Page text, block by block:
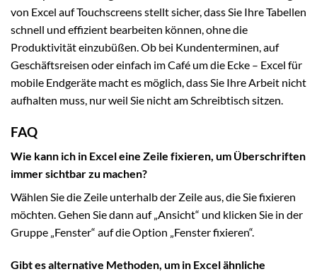
von Excel auf Touchscreens stellt sicher, dass Sie Ihre Tabellen
schnell und effizient bearbeiten können, ohne die
Produktivität einzubüßen. Ob bei Kundenterminen, auf
Geschäftsreisen oder einfach im Café um die Ecke – Excel für
mobile Endgeräte macht es möglich, dass Sie Ihre Arbeit nicht
aufhalten muss, nur weil Sie nicht am Schreibtisch sitzen.
FAQ
Wie kann ich in Excel eine Zeile fixieren, um Überschriften
immer sichtbar zu machen?
Wählen Sie die Zeile unterhalb der Zeile aus, die Sie fixieren
möchten. Gehen Sie dann auf „Ansicht“ und klicken Sie in der
Gruppe „Fenster“ auf die Option „Fenster fixieren“.
Gibt es alternative Methoden, um in Excel ähnliche